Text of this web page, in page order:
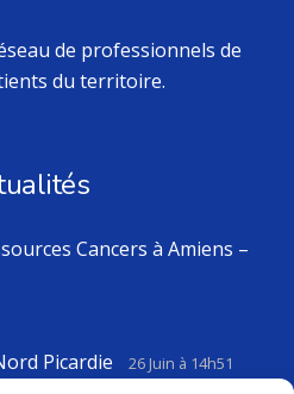
de professionnels de
du territoire.
Cancers à Amiens –
Picardie 26 Juin à 14h51